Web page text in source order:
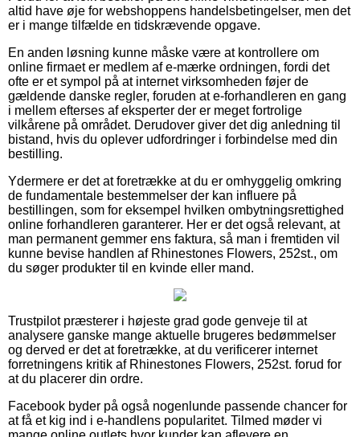
altid have øje for webshoppens handelsbetingelser, men det
er i mange tilfælde en tidskrævende opgave.
En anden løsning kunne måske være at kontrollere om
online firmaet er medlem af e-mærke ordningen, fordi det
ofte er et sympol på at internet virksomheden føjer de
gældende danske regler, foruden at e-forhandleren en gang
i mellem efterses af eksperter der er meget fortrolige
vilkårene på området. Derudover giver det dig anledning til
bistand, hvis du oplever udfordringer i forbindelse med din
bestilling.
Ydermere er det at foretrække at du er omhyggelig omkring
de fundamentale bestemmelser der kan influere på
bestillingen, som for eksempel hvilken ombytningsrettighed
online forhandleren garanterer. Her er det også relevant, at
man permanent gemmer ens faktura, så man i fremtiden vil
kunne bevise handlen af Rhinestones Flowers, 252st., om
du søger produkter til en kvinde eller mand.
Trustpilot præsterer i højeste grad gode genveje til at
analysere ganske mange aktuelle brugeres bedømmelser
og derved er det at foretrække, at du verificerer internet
forretningens kritik af Rhinestones Flowers, 252st. forud for
at du placerer din ordre.
Facebook byder på også nogenlunde passende chancer for
at få et kig ind i e-handlens popularitet. Tilmed møder vi